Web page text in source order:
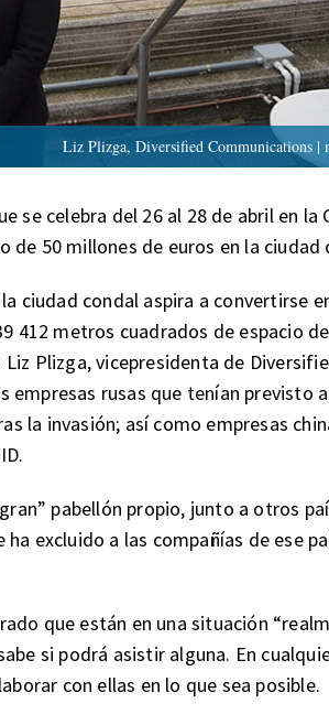
Liz Plizga, Diversified Communications |
se celebra del 26 al 28 de abril en la
de 50 millones de euros en la ciudad
ciudad condal aspira a convertirse
412 metros cuadrados de espacio de
Plizga, vicepresidenta de
empresas rusas que tenían previsto
la invasión; así como empresas
pabellón propio, junto a otros
excluido a las compañías de ese
que están en una situación
si podrá asistir alguna. En
con ellas en lo que sea posible.